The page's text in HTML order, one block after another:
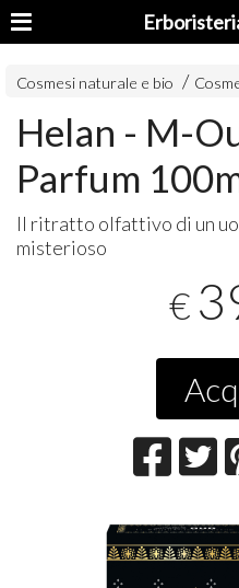
Cosmesi naturale e bio
Helan - M-
Parfum
Il ritratto olfattivo di un
misterioso
€